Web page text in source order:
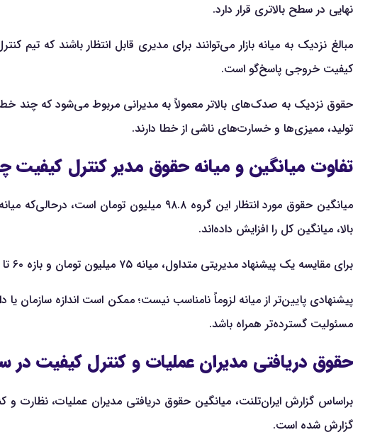
نهایی در سطح بالاتری قرار دارد.
مبالغ نزدیک به میانه بازار می‌توانند برای مدیری قابل انتظار باشند که
کیفیت خروجی پاسخ‌گو است.
حقوق نزدیک به صدک‌های بالاتر معمولاً به مدیرانی مربوط می‌شود که چند
تولید، ممیزی‌ها و خسارت‌های ناشی از خطا دارند.
تفاوت میانگین و میانه حقوق مدیر کنترل
بالا، میانگین کل را افزایش داده‌اند.
برای مقایسه یک پیشنهاد مدیریتی متداول، میانه ۷۵ میلیون تومان و بازه ۶۰ تا ۱۲۰ میلیون تومان معمولاً تصویر واقع‌بینانه‌تری از مرکز بازار ارائه می‌کنند.
پیشنهادی پایین‌تر از میانه لزوماً نامناسب نیست؛ ممکن است اندازه سازمان
مسئولیت گسترده‌تر همراه باشد.
حقوق دریافتی مدیران عملیات و کنترل کیفیت در سال
براساس گزارش ایران‌تلنت، میانگین حقوق دریافتی مدیران عملیات، نظارت و
گزارش شده است.